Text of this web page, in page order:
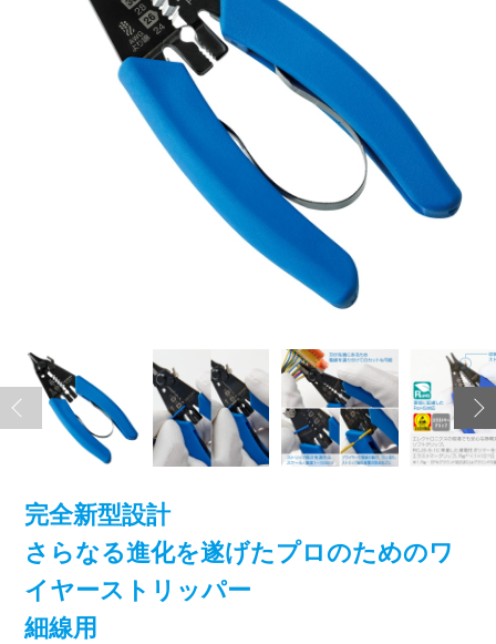
完全新型設計
さらなる進化を遂げたプロのためのワ
イヤーストリッパー
細線用